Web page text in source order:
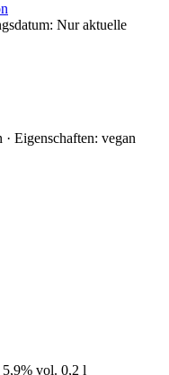
Nur aktuelle
Eigenschaften: vegan